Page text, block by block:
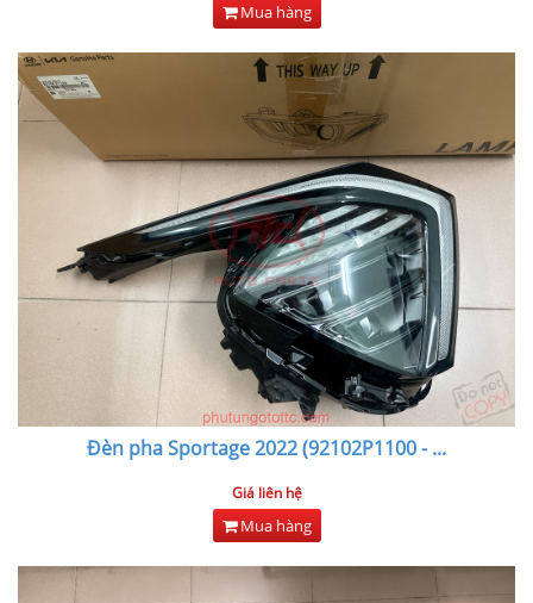
Mua hàng
Đèn pha Sportage 2022 (92102P1100 -...
Giá liên hệ
Mua hàng